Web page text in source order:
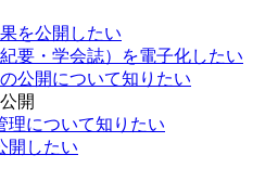
を公開したい
要・学会誌）を電子化したい
公開について知りたい
開
理について知りたい
開したい